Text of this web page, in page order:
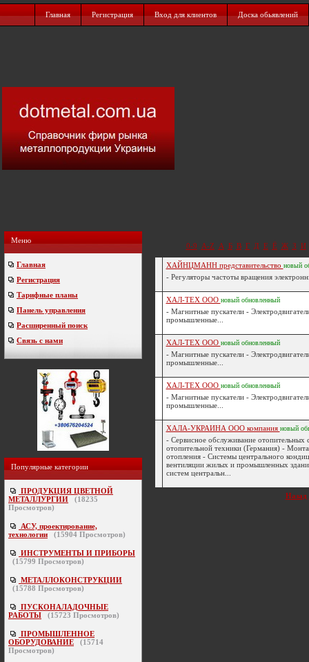
Главная Регистрация Вход для клиентов Доска обьявлений
Меню
Главная
Регистрация
Тарифные планы
Панель управления
Расширенный поиск
Связь с нами
Популярные категории
ПРОДУКЦИЯ ЦВЕТНОЙ
МЕТАЛЛУРГИИ
(18235
Просмотров)
АСУ, проектирование,
технологии
(15904 Просмотров)
ИНСТРУМЕНТЫ И ПРИБОРЫ
(15799 Просмотров)
МЕТАЛЛОКОНСТРУКЦИИ
(15788 Просмотров)
ПУСКОНАЛАДОЧНЫЕ
РАБОТЫ
(15723 Просмотров)
ПРОМЫШЛЕННОЕ
ОБОРУДОВАНИЕ
(15714
Просмотров)
0-9 A-Z А Б В Г Д Е Ё Ж З И
ХАЙНЦМАНН представительство новый
- Регуляторы частоты вращения
ХАЛ-ТЕХ ООО новый обновленный
- Магнитные пускатели -
промышленные...
ХАЛ-ТЕХ ООО новый обновленный
- Магнитные пускатели -
промышленные...
ХАЛ-ТЕХ ООО новый обновленный
- Магнитные пускатели -
промышленные...
ХАЛА-УКРАИНА ООО компания новый
- Сервисное обслуживание отопительных
отопительной техники (Германия) -
отопления - Системы центрального
вентиляции жилых и промышленных
систем центральн...
Назад